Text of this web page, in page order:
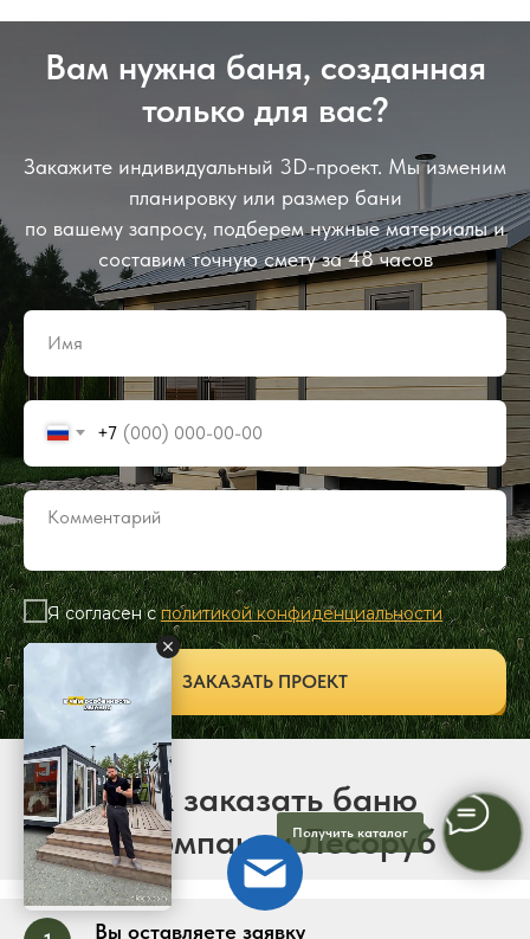
Получить каталог
Вам нужна баня, созданная
только для вас?
Закажите индивидуальный 3D-проект. Мы изменим
планировку или размер бани
по вашему запросу, подберем нужные материалы и
составим точную смету за 48 часов
+7
Я согласен сполитикой конфиденциальности
ЗАКАЗАТЬ ПРОЕКТ
Как заказать баню
от компании Лесоруб
Вы оставляете заявку